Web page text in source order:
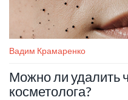
Вадим Крамаренко
Можно ли удалить
косметолога?